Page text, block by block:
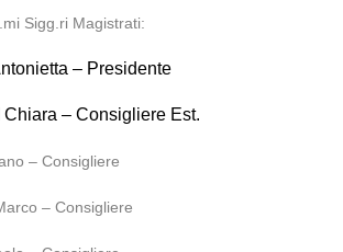
Sigg.ri Magistrati:
– Presidente
Chiara – Consigliere Est.
– Consigliere
– Consigliere